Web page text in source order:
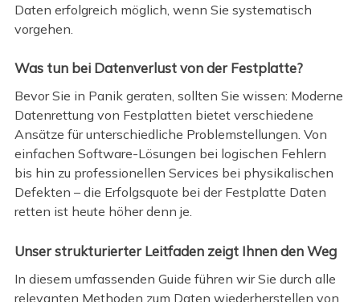
Daten erfolgreich möglich, wenn Sie systematisch
vorgehen.
Was tun bei Datenverlust von der Festplatte?
Bevor Sie in Panik geraten, sollten Sie wissen: Moderne
Datenrettung von Festplatten bietet verschiedene
Ansätze für unterschiedliche Problemstellungen. Von
einfachen Software-Lösungen bei logischen Fehlern
bis hin zu professionellen Services bei physikalischen
Defekten – die Erfolgsquote bei der Festplatte Daten
retten ist heute höher denn je.
Unser strukturierter Leitfaden zeigt Ihnen den Weg
In diesem umfassenden Guide führen wir Sie durch alle
relevanten Methoden zum Daten wiederherstellen von